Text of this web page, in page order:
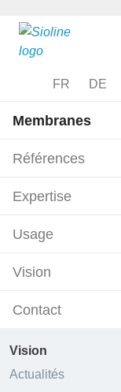
Membranes
Références
Expertise
Usage
Vision
Contact
FR DE
Fluomax Type 0
Vision
Actualités